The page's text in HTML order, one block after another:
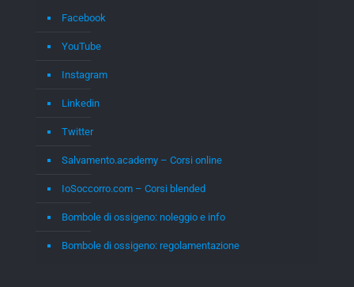
Facebook
YouTube
Instagram
Linkedin
Twitter
Salvamento.academy – Corsi online
IoSoccorro.com – Corsi blended
Bombole di ossigeno: noleggio e info
Bombole di ossigeno: regolamentazione